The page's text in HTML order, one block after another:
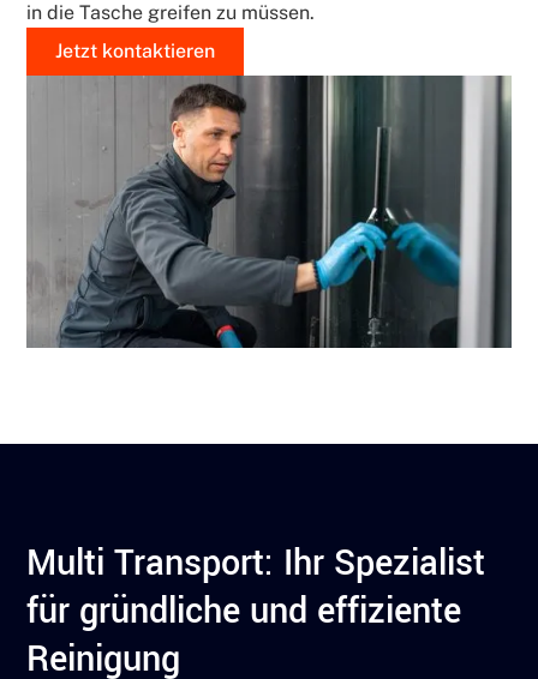
in die Tasche greifen zu müssen.
Jetzt kontaktieren
Multi Transport: Ihr Spezialist
für gründliche und effiziente
Reinigung